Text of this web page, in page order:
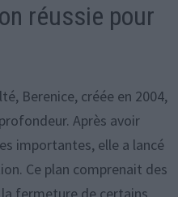
réussie pour
Berenice, créée en 2004,
Après avoir
importantes, elle a lancé
Ce plan comprenait des
fermeture de certains